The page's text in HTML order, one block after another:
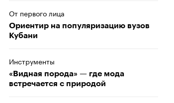
От первого лица
Ориентир на популяризацию вузов
Кубани
Инструменты
«Видная порода» — где мода
встречается с природой